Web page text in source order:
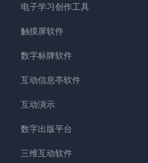
电子学习创作工具
触摸屏软件
数字标牌软件
互动信息亭软件
互动演示
数字出版平台
三维互动软件